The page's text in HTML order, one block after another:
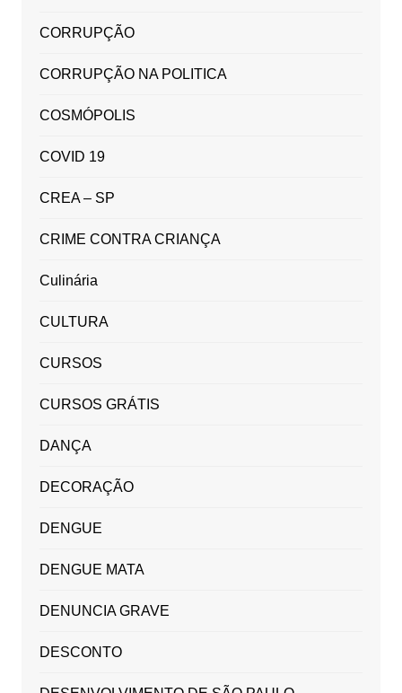
CORRUPÇÃO
CORRUPÇÃO NA POLITICA
COSMÓPOLIS
COVID 19
CREA – SP
CRIME CONTRA CRIANÇA
Culinária
CULTURA
CURSOS
CURSOS GRÁTIS
DANÇA
DECORAÇÃO
DENGUE
DENGUE MATA
DENUNCIA GRAVE
DESCONTO